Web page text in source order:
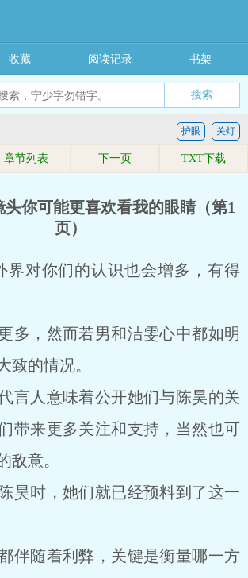
搜索
收藏 阅读记录 书架
关灯
护眼
章节列表 下一页 TXT下载
头你可能更喜欢看我的眼睛（第1
页）
界对你们的认识也会增多，有得
多，然而若男和洁雯心中都如明
致的情况。
言人意味着公开她们与陈昊的关
带来更多关注和支持，当然也可
敌意。
昊时，她们就已经预料到了这一
伴随着利弊，关键是衡量哪一方